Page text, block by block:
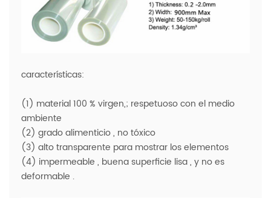
características:
(1) material 100 % virgen,; respetuoso con el medio
ambiente
(2) grado alimenticio , no tóxico
(3) alto transparente para mostrar los elementos
(4) impermeable , buena superficie lisa , y no es
deformable .